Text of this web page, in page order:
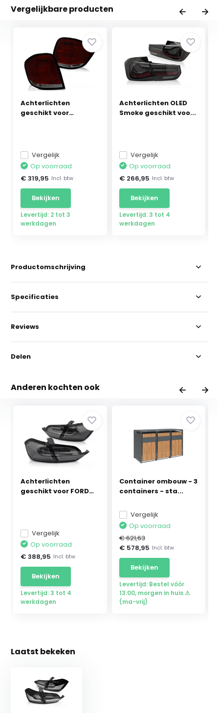
Vergelijkbare producten
Achterlichten
geschikt voor
Vergelijk
Op voorraad
€ 319,95 Incl. btw
Bekijken
Levertijd: 2 tot 3
werkdagen
Achterlichten OLED
Smoke geschikt voo...
Vergelijk
Op voorraad
€ 266,95 Incl. btw
Bekijken
Levertijd: 3 tot 4
werkdagen
Productomschrijving
Specificaties
Reviews
Delen
Anderen kochten ook
Achterlichten
geschikt voor FORD
Vergelijk
Op voorraad
€ 388,95 Incl. btw
Bekijken
Levertijd: 3 tot 4
werkdagen
Container ombouw - 3
containers - sta...
Vergelijk
Op voorraad
€ 621,63
€ 578,95 Incl. btw
Bekijken
Levertijd: Bestel vóór
13:00, morgen in huis ⚠
(ma-vrij)
Laatst bekeken